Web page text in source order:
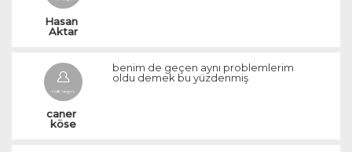
Hasan
Aktar
caner
köse
benim de geçen aynı problemlerim
oldu demek bu yüzdenmiş